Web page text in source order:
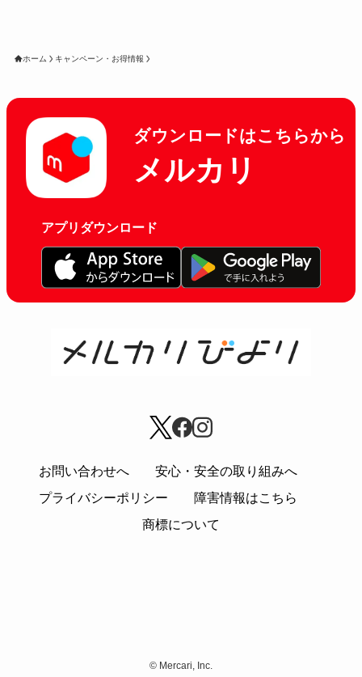
ホーム キャンペーン・お得情報
ダウンロードはこちらから
メルカリ
アプリダウンロード
お問い合わせへ
安心・安全の取り組みへ
プライバシーポリシー
障害情報はこちら
商標について
© Mercari, Inc.